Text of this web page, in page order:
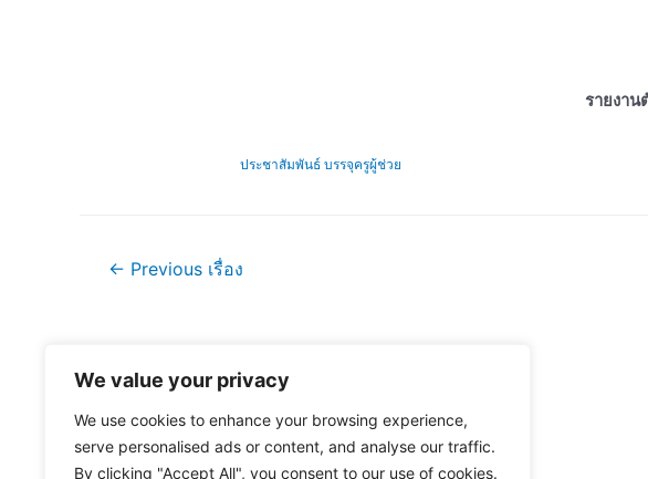
We value your privacy
We use cookies to enhance your browsing experience,
serve personalised ads or content, and analyse our traffic.
By clicking "Accept All", you consent to our use of cookies.
รายงา
ประชาสัมพันธ์ บรรจุครูผู้ช่วย
แนะแนว
← Previous เรื่อง